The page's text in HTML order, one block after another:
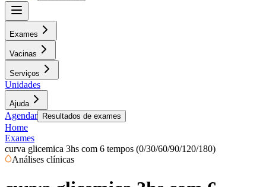
Exames
Vacinas
Serviços
Unidades
Ajuda
Agendar Resultados de exames
Home
Exames
curva glicemica 3hs com 6 tempos (0/30/60/90/120/180)
Análises clínicas